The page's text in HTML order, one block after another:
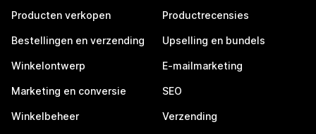
Producten verkopen
Bestellingen en verzending
Winkelontwerp
Marketing en conversie
Winkelbeheer
Productrecensies
Upselling en bundels
E-mailmarketing
SEO
Verzending